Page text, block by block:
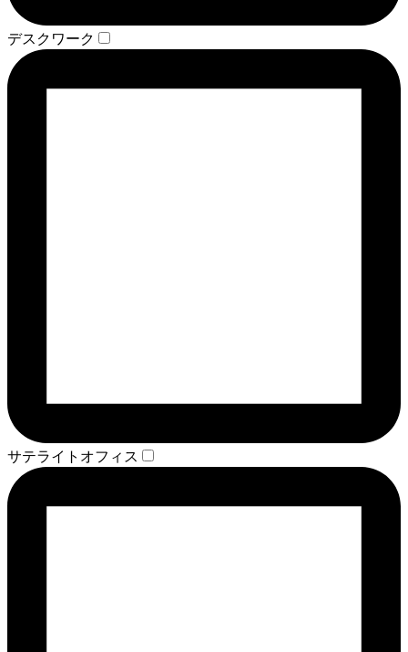
デスクワーク
サテライトオフィス